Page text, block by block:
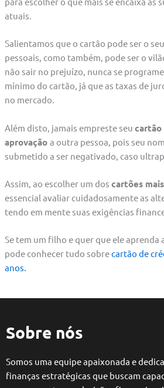
atuais.
Salientamos que o cartão pode ser o
pessoais, como também, pode ser o
não sair no prejuízo, nunca se
mínimo do cartão, já que as taxas de
no mercado.
Além disto, jamais empreste seu cartão
aprovação a outra pessoa, pois seu
submetido a ser negativado, caso
Assim, ao escolher um dos cartões
essencial avaliar cuidadosamente as
tendo em mente suas exigências
Se tem um filho e quer que ele aprenda
pode conhecer tudo sobrecartão de
anos.
Sobre nós
Somos uma equipe apaixonada e
finanças estratégicas que buscam